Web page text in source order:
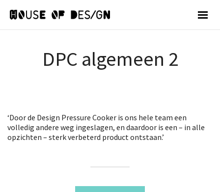
DPC algemeen 2
‘Door de Design Pressure Cooker is ons hele team een
volledig andere weg ingeslagen, en daardoor is een – in alle
opzichten – sterk verbeterd product ontstaan.’